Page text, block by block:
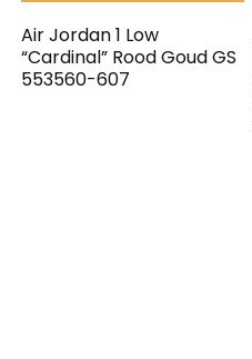
Air Jordan 1 Low
“Cardinal” Rood Goud GS
553560-607